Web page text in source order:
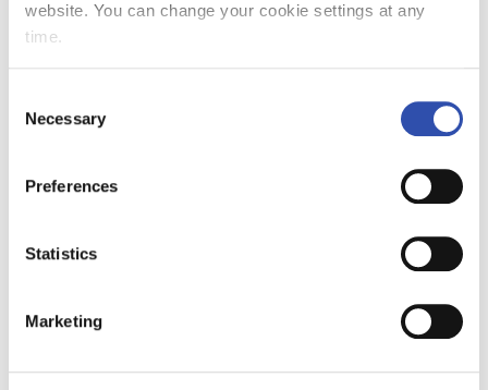
website. You can change your cookie settings at any
time.
Selection
Necessary
Preferences
Statistics
Marketing
Suomessa Tolstoi-junaan voi hankkia lippuja
noutaa etukäteen ostetun lipun. Lippuja saa
matkatoimistojen kautta.
Helsingin ja Moskovan välisessä
Moskovaan vuonna 1954. Junayhteys, joka
tänä vuonna 60 vuotta.